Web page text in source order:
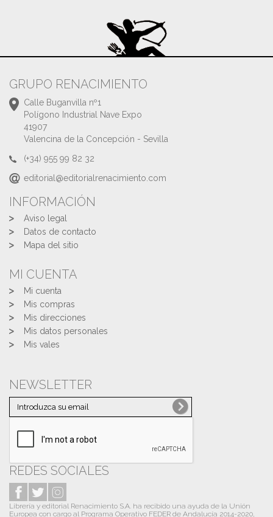
GRUPO RENACIMIENTO
Calle Buganvilla nº1
Polígono Industrial Nave Expo
41907
Valencina de la Concepción - Sevilla
(+34) 955 99 82 32
editorial@editorialrenacimiento.com
INFORMACIÓN
Aviso legal
Datos de contacto
Mapa del sitio
MI CUENTA
Mi cuenta
Mis compras
Mis direcciones
Mis datos personales
Mis vales
NEWSLETTER
REDES SOCIALES
Librería y editorial Renacimiento S.A. ha recibido una ayuda de la Unión
Europea con cargo al Programa Operativo FEDER de Andalucía 2014-2020,